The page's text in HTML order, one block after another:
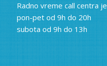
Radno vreme call centra je
pon-pet od 9h do 20h
subota od 9h do 13h